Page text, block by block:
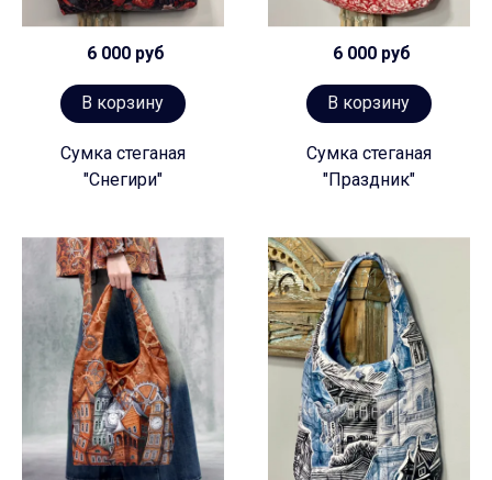
6 000 руб
В корзину
Сумка стеганая
"Снегири"
6 000 руб
В корзину
Сумка стеганая
"Праздник"